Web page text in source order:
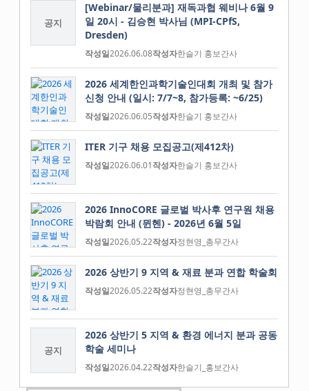
공지
[Webinar/물리분과] 재독과협 웨비나 6월 9
일 20시 - 김승현 박사님 (MPI-CPfS,
Dresden)
작성일2026.06.08작성자한슬기 홍보간사
2026 세계한인과학기술인대회 개최 및 참가
신청 안내 (일시: 7/7~8, 참가등록: ~6/25)
작성일2026.06.05작성자한슬기 홍보간사
ITER 기구 채용 모집공고(제412차)
작성일2026.06.01작성자한슬기 홍보간사
2026 InnoCORE 글로벌 박사후 연구원 채용
박람회 안내 (뮌헨) - 2026년 6월 5일
작성일2026.05.22작성자정현영_총무간사
2026 상반기 9 지역 & 재료 분과 연합 학술회
작성일2026.05.22작성자정현영_총무간사
공지
2026 상반기 5 지역 & 환경 에너지 분과 공동
학술 세미나
작성일2026.04.22작성자한슬기_홍보간사